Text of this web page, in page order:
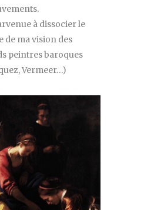
à dissocier le
de ma vision des
peintres baroques
Vermeer…)